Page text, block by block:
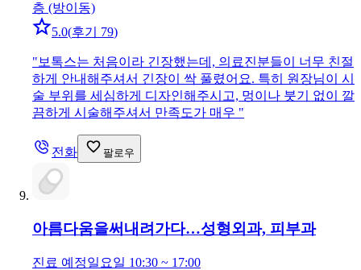
층 (방이동)
5.0(후기 79)
" 보톡스는 처음이라 긴장했는데, 의료진분들이 너무 친절
하게 안내해주셔서 긴장이 싹 풀렸어요. 특히 원장님이 시
술 부위를 세심하게 디자인해주시고, 멍이나 붓기 없이 깔
끔하게 시술해주셔서 만족도가 매우 "
전화 팔로우
아름다움을써내려가다…성형외과, 피부과
진료 예정일요일 10:30 ~ 17:00